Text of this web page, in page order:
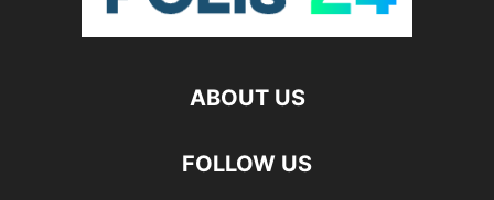
ABOUT US
FOLLOW US